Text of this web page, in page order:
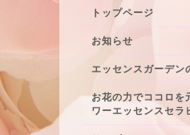
トップページ
お知らせ
エッセンスガーデン
お花の力でココロを
ワーエッセンスセラ